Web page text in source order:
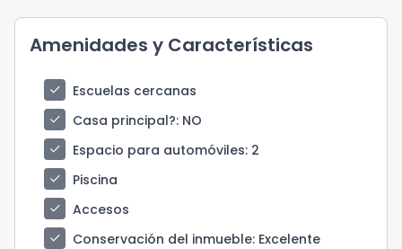
Amenidades y Características
check
Escuelas cercanas
check
Casa principal?: NO
check
Espacio para automóviles: 2
check
Piscina
check
Accesos
check
Conservación del inmueble: Excelente